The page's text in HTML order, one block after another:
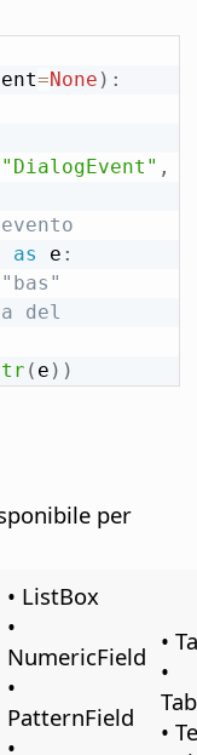
=None ) :
"DialogEvent" ,
as e :
del
( e ) )
per
• ListBox
•
NumericField
•
PatternField
•
•
•
•